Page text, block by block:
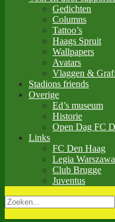
Gedichten
Columns
Tattoo’s
Haags Spruit
Wallpapers
Avatars
Vlaggen &
Stadions friends
Overige
Ed’s museum
Historie
Open Dag FC
Links
FC Den Haag
Legia Warszawa
Club Brugge
Juventus